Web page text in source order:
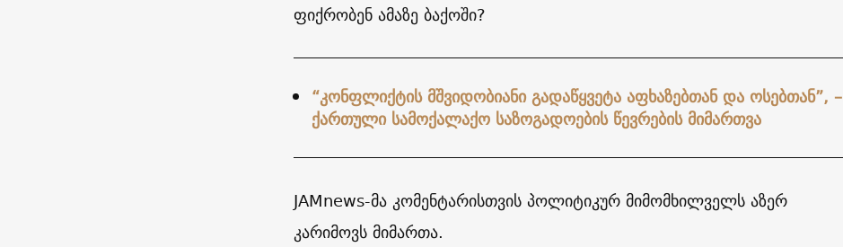
ფიქრობენ ამაზე ბაქოში?
“კონფლიქტის მშვიდობიანი გადაწყვეტა აფხაზებთან და ოსებთან”, –
ქართული სამოქალაქო საზოგადოების წევრების მიმართვა
JAMnews-მა კომენტარისთვის პოლიტიკურ მიმომხილველს აზერ
კარიმოვს მიმართა.